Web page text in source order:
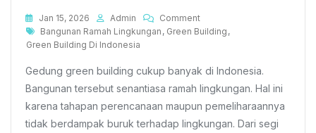
Jan 15, 2026 Admin CommentOn
3
Building
Estetik
Indonesia
Tags
Bangunan Ramah Lingkungan , Green Building ,
Green Building Di Indonesia
Gedung green building cukup banyak di Indonesia.
Bangunan tersebut senantiasa ramah lingkungan. Hal ini
karena tahapan perencanaan maupun pemeliharaannya
tidak berdampak buruk terhadap lingkungan. Dari segi